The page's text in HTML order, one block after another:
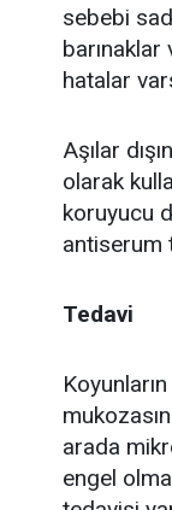
sebebi
hatalar
Aşılar
olarak
koruyucu
antiserum
Tedavi
arada
engel